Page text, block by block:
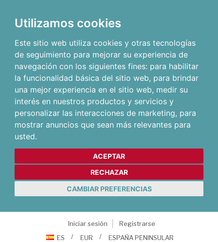
Utilizamos cookies
Este sitio web utiliza cookies y otras tecnologías
de seguimiento para mejorar su experiencia de
navegación con los siguientes fines: para habilitar
la funcionalidad básica del sitio web, para brindar
una mejor experiencia en el sitio web, medir su
interés en nuestros productos y servicios y
personalizar las interacciones de marketing, para
mostrar anuncios que sean más relevantes para
usted.
ACEPTAR
RECHAZAR
CAMBIAR PREFERENCIAS
Iniciar sesión
Registrarse
ES
EUR ESPAÑA PENINSULAR